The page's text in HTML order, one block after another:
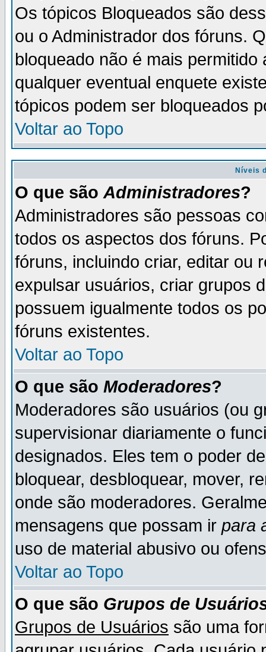
Os tópicos Bloqueados são
ou o Administrador dos fóruns.
bloqueado não é mais
qualquer eventual enquete
tópicos podem ser bloqueados
Voltar ao Topo
Níveis
O que são Administradores?
Administradores são pessoas
todos os aspectos dos fóruns.
fóruns, incluindo criar, editar ou
expulsar usuários, criar grupos
possuem igualmente todos os
fóruns existentes.
Voltar ao Topo
O que são Moderadores?
Moderadores são usuários (ou
supervisionar diariamente o
designados. Eles tem o poder
bloquear, desbloquear, mover,
onde são moderadores.
mensagens que possam ir para
uso de material abusivo ou
Voltar ao Topo
O que são Grupos de
Grupos de Usuários são uma